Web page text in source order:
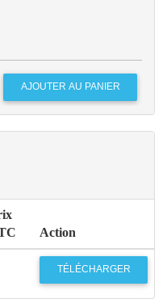
Action
TÉLÉCHARGER